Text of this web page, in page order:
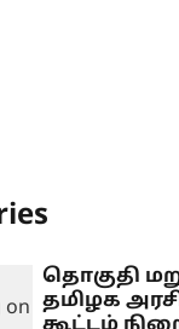
தொகுதி
தமிழக